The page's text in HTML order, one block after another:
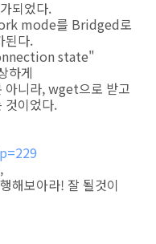
되었다.
mode를 Bridged로
된다.
state"
하게
니라, wget으로 받고
것이었다.
해보아라! 잘 될것이